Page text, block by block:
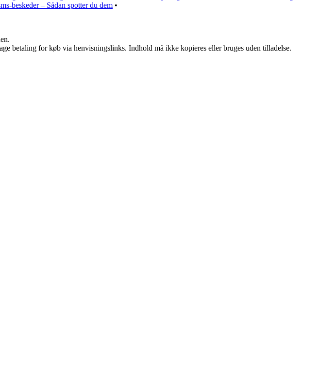
beskeder – Sådan spotter du dem •
betaling for køb via henvisningslinks. Indhold må ikke kopieres eller bruges uden tilladelse.